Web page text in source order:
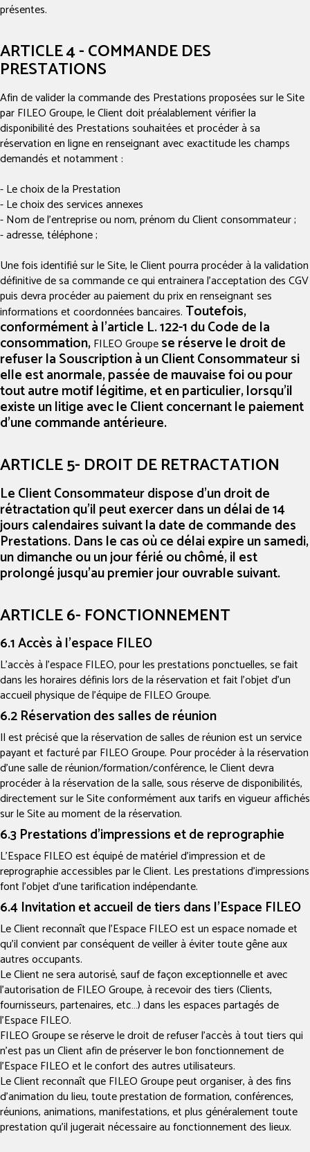
présentes.
ARTICLE 4 - COMMANDE DES
PRESTATIONS
Afin de valider la commande des Prestations proposées sur le Site
par FILEO Groupe, le Client doit préalablement vérifier la
disponibilité des Prestations souhaitées et procéder à sa
réservation en ligne en renseignant avec exactitude les champs
demandés et notamment :
- Le choix de la Prestation
- Le choix des services annexes
- Nom de l’entreprise ou nom, prénom du Client consommateur ;
- adresse, téléphone ;
Une fois identifié sur le Site, le Client pourra procéder à la validation
définitive de sa commande ce qui entrainera l’acceptation des CGV
puis devra procéder au paiement du prix en renseignant ses
informations et coordonnées bancaires. Toutefois,
conformément à l’article L. 122-1 du Code de la
consommation,FILEO Groupese réserve le droit de
refuser la Souscription à un Client Consommateur si
elle est anormale, passée de mauvaise foi ou pour
tout autre motif légitime, et en particulier, lorsqu’il
existe un litige avec le Client concernant le paiement
d’une commande antérieure.
ARTICLE 5- DROIT DE RETRACTATION
Le Client Consommateur dispose d'un droit de
rétractation qu'il peut exercer dans un délai de 14
jours calendaires suivant la date de commande des
Prestations. Dans le cas où ce délai expire un samedi,
un dimanche ou un jour férié ou chômé, il est
prolongé jusqu'au premier jour ouvrable suivant.
ARTICLE 6- FONCTIONNEMENT
6.1 Accès à l’espace FILEO
L’accès à l’espace FILEO, pour les prestations ponctuelles, se fait
dans les horaires définis lors de la réservation et fait l’objet d’un
accueil physique de l’équipe de FILEO Groupe.
6.2 Réservation des salles de réunion
Il est précisé que la réservation de salles de réunion est un service
payant et facturé par FILEO Groupe. Pour procéder à la réservation
d’une salle de réunion/formation/conférence, le Client devra
procéder à la réservation de la salle, sous réserve de disponibilités,
directement sur le Site conformément aux tarifs en vigueur affichés
sur le Site au moment de la réservation.
6.3 Prestations d’impressions et de reprographie
L’Espace FILEO est équipé de matériel d’impression et de
reprographie accessibles par le Client. Les prestations d’impressions
font l’objet d’une tarification indépendante.
6.4 Invitation et accueil de tiers dans l’Espace FILEO
Le Client reconnaît que l’Espace FILEO est un espace nomade et
qu’il convient par conséquent de veiller à éviter toute gêne aux
autres occupants.
Le Client ne sera autorisé, sauf de façon exceptionnelle et avec
l’autorisation de FILEO Groupe, à recevoir des tiers (Clients,
fournisseurs, partenaires, etc…) dans les espaces partagés de
l’Espace FILEO.
FILEO Groupe se réserve le droit de refuser l’accès à tout tiers qui
n’est pas un Client afin de préserver le bon fonctionnement de
l’Espace FILEO et le confort des autres utilisateurs.
Le Client reconnaît que FILEO Groupe peut organiser, à des fins
d’animation du lieu, toute prestation de formation, conférences,
réunions, animations, manifestations, et plus généralement toute
prestation qu’il jugerait nécessaire au fonctionnement des lieux.